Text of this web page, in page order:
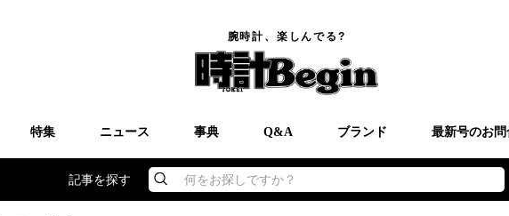
腕時計、楽しんでる?
特集 ニュース 事典 Q&A ブランド 最新号のお問
記事を探す 何をお探しですか？